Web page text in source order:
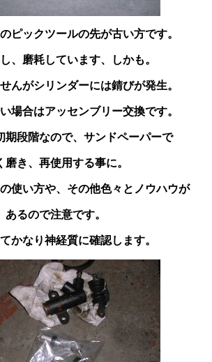
ピックツールの先が古い方です。
、磨耗しています、しかも。
んがシリンダーには錆びが発生。
場合はアッセンブリー交換です。
期段階なので、サンドペーパーで
磨き、再使用する事に。
使い方や、その他色々とノウハウが
あるので注意です。
かなり神経質に確認します。